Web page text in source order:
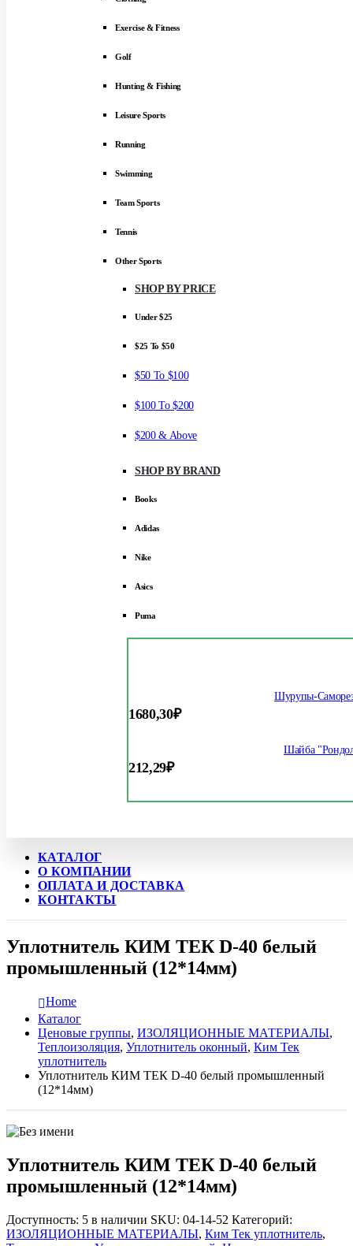
Exercise & Fitness
Golf
Hunting & Fishing
Leisure Sports
Running
Swimming
Team Sports
Tennis
Other Sports
SHOP BY PRICE
Under $25
$25 To $50
$50 To $100
$100 To $200
$200 & Above
SHOP BY BRAND
Books
Adidas
Nike
Asics
Puma
Шурупы-
1680,30₽
Шайба
212,29₽
КАТАЛОГ
О КОМПАНИИ
ОПЛАТА И ДОСТАВКА
КОНТАКТЫ
Уплотнитель КИМ ТЕК D-40 белый
промышленный (12*14мм)
Home
Каталог
Ценовые группы, ИЗОЛЯЦИОННЫЕ МАТЕРИАЛЫ,
Теплоизоляция, Уплотнитель оконный, Ким Тек
уплотнитель
Уплотнитель КИМ ТЕК D-40 белый промышленный
(12*14мм)
Уплотнитель КИМ ТЕК D-40 белый
промышленный (12*14мм)
Доступность: 5 в наличии SKU: 04-14-52 Категорий:
ИЗОЛЯЦИОННЫЕ МАТЕРИАЛЫ, Ким Тек уплотнитель,